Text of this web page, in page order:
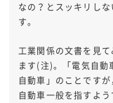
なの？とスッキリし
す。
工業関係の文書を見
ます(注)。「電気自動
自動車」のことです
自動車一般を指すよ